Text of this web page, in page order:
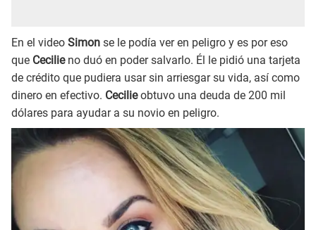
En el video Simon se le podía ver en peligro y es por eso
que Cecilieno duó en poder salvarlo. Él le pidió una tarjeta
de crédito que pudiera usar sin arriesgar su vida, así como
dinero en efectivo. Cecilieobtuvo una deuda de 200 mil
dólares para ayudar a su novio en peligro.